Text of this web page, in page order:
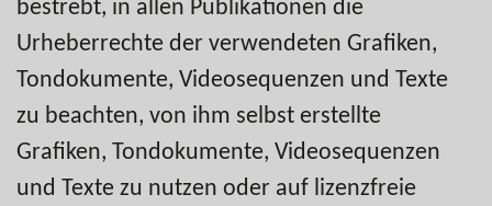
Urheberrechte der verwendeten Grafiken,
Tondokumente, Videosequenzen und Texte
zu beachten, von ihm selbst erstellte
Grafiken, Tondokumente, Videosequenzen
und Texte zu nutzen oder auf lizenzfreie